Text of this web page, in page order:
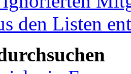
den Listen